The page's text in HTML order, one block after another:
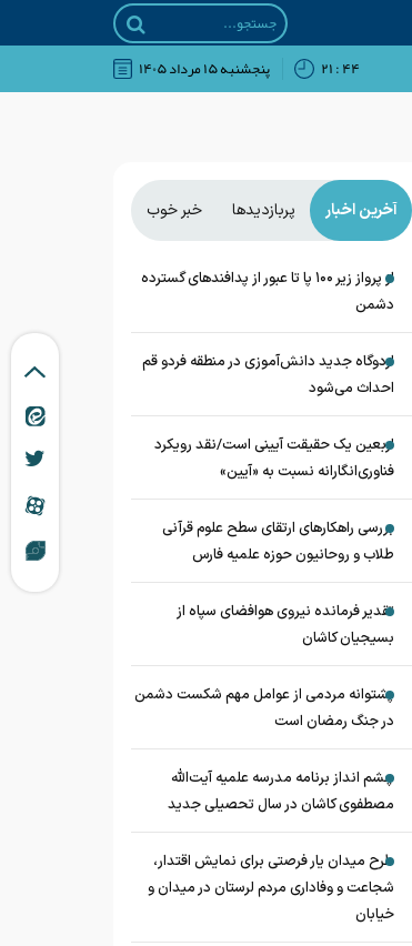
۴۴ : ۲۱ پنجشنبه ۱۵ مرداد ۱۴۰۵
آخرین اخبار پربازدیدها خبر خوب
از پرواز زیر ۱۰۰ پا تا عبور از پدافند‌های گسترده
دشمن
اردوگاه جدید دانش‌آموزی در منطقه فردو قم
احداث می‌شود
اربعین یک حقیقت آیینی است/نقد رویکرد
فناوری‌انگارانه نسبت به «آیین»
بررسی راهکارهای ارتقای سطح علوم قرآنی
طلاب و روحانیون حوزه علمیه فارس
تقدیر فرمانده نیروی هوافضای سپاه از
بسیجیان کاشان
پشتوانه مردمی از عوامل مهم شکست دشمن
در جنگ رمضان است
چشم‌ انداز برنامه مدرسه علمیه آیت‌الله
مصطفوی کاشان در سال تحصیلی جدید
طرح میدان یار فرصتی برای نمایش اقتدار،
شجاعت و وفاداری مردم لرستان در میدان و
خیابان